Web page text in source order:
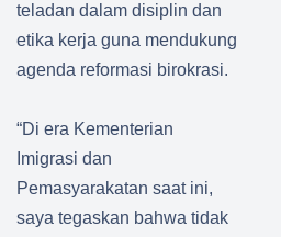
teladan dalam disiplin dan
etika kerja guna mendukung
agenda reformasi birokrasi.
“Di era Kementerian
Imigrasi dan
Pemasyarakatan saat ini,
saya tegaskan bahwa tidak